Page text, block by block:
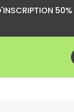
50%